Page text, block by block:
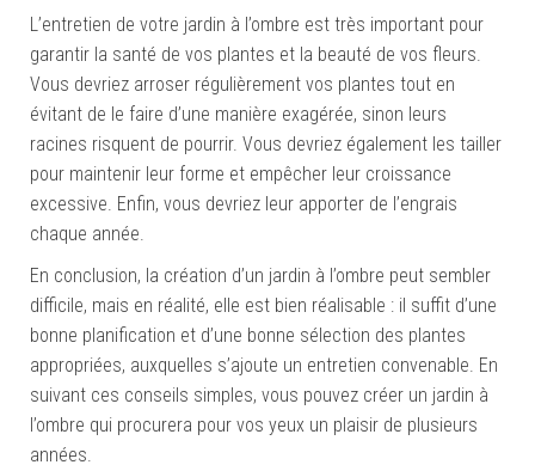
L’entretien de votre jardin à l’ombre est très important pour
garantir la santé de vos plantes et la beauté de vos fleurs.
Vous devriez arroser régulièrement vos plantes tout en
évitant de le faire d’une manière exagérée, sinon leurs
racines risquent de pourrir. Vous devriez également les tailler
pour maintenir leur forme et empêcher leur croissance
excessive. Enfin, vous devriez leur apporter de l’engrais
chaque année.
En conclusion, la création d’un jardin à l’ombre peut sembler
difficile, mais en réalité, elle est bien réalisable : il suffit d’une
bonne planification et d’une bonne sélection des plantes
appropriées, auxquelles s’ajoute un entretien convenable. En
suivant ces conseils simples, vous pouvez créer un jardin à
l’ombre qui procurera pour vos yeux un plaisir de plusieurs
années.